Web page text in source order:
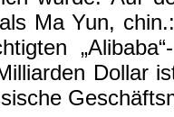
Ma Yun,
Dollar